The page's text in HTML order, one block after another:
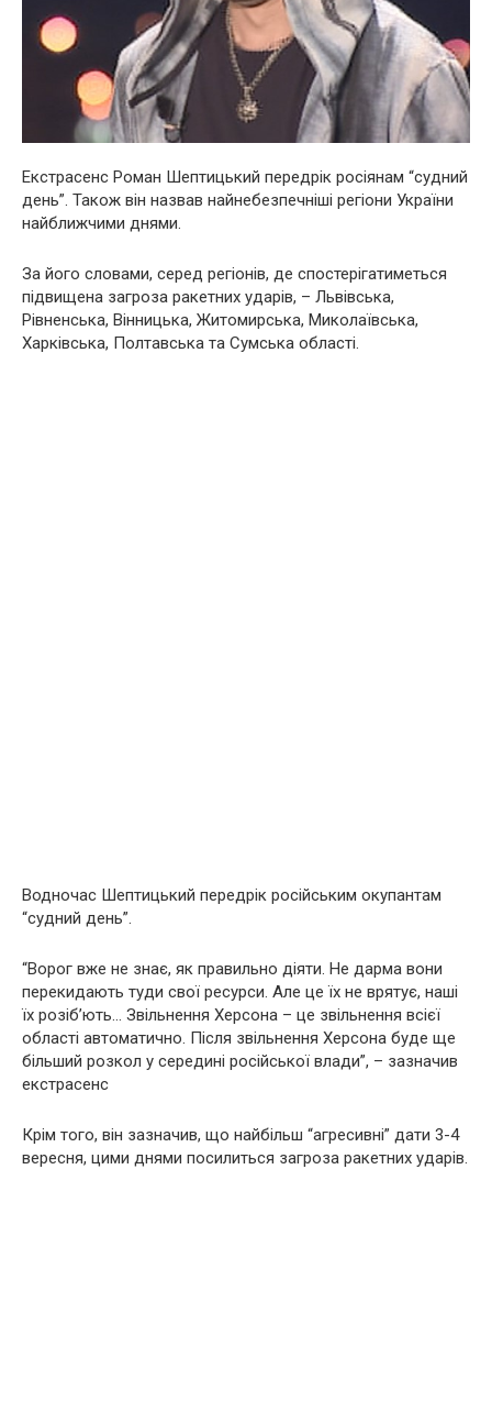
Екстрасенс Роман Шептицький передрік росіянам “судний
день”. Також він назвав найнебезпечніші регіони України
найближчими днями.
За його словами, серед регіонів, де спостерігатиметься
підвищена загроза ракетних ударів, – Львівська,
Рівненська, Вінницька, Житомирська, Миколаївська,
Харківська, Полтавська та Сумська області.
Водночас Шептицький передрік російським окупантам
“судний день”.
“Ворог вже не знає, як правильно діяти. Не дарма вони
перекидають туди свої ресурси. Але це їх не врятує, наші
їх розіб’ють… Звільнення Херсона – це звільнення всієї
області автоматично. Після звільнення Херсона буде ще
більший розкол у середині російської влади”, – зазначив
екстрасенс
Крім того, він зазначив, що найбільш “агресивні” дати 3-4
вересня, цими днями посилиться загроза ракетних ударів.